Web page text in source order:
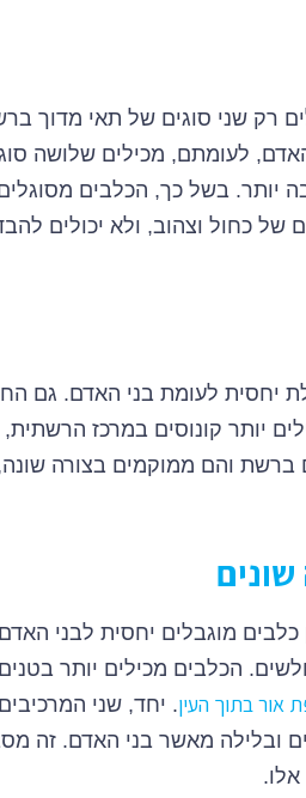
רק שני סוגים של תאי מדוך
לעומתם, מכילים שלושה
יותר. בשל כך, הכלבים
של כחול וצהוב, ולא יכולים
יחסית לעומת בני האדם. גם
יותר קונוסים במרכז
ברשת והם ממוקמים בצורה
כלבים מוגבלים יחסית לבני
הכלבים מכילים יותר
בתוך העין. יחד, שני
ובלילה מאשר בני האדם. זה
אלו.